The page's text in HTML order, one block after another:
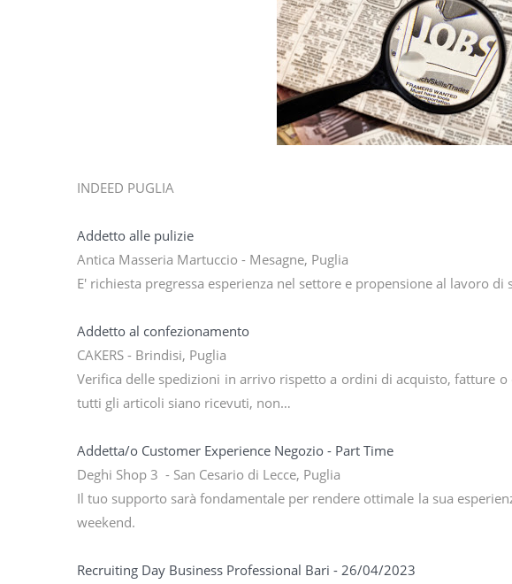
INDEED PUGLIA
Addetto alle pulizie
Antica Masseria Martuccio - Mesagne, Puglia
E' richiesta pregressa esperienza nel settore e propensione al lavoro di
Addetto al confezionamento
CAKERS - Brindisi, Puglia
Verifica delle spedizioni in arrivo rispetto a ordini di acquisto, fatture
tutti gli articoli siano ricevuti, non…
Addetta/o Customer Experience Negozio - Part Time
Deghi Shop 3 - San Cesario di Lecce, Puglia
Il tuo supporto sarà fondamentale per rendere ottimale la sua
weekend.
Recruiting Day Business Professional Bari - 26/04/2023